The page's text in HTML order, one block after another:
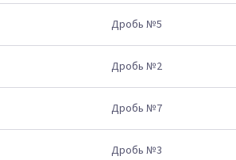
Дробь №5
Дробь №2
Дробь №7
Дробь №3